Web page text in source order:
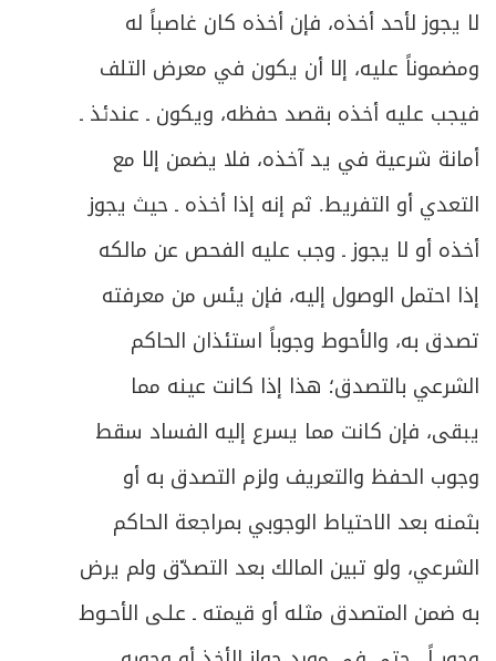
لا يجوز لأحد أخذه، فإن أخذه كان غاصباً له
ومضموناً عليه، إلا أن يكون في معرض التلف
فيجب عليه أخذه بقصد حفظه، ويكون ـ عندئذ ـ
أمانة شرعية في يد آخذه، فلا يضمن إلا مع
التعدي أو التفريط. ثم إنه إذا أخذه ـ حيث يجوز
أخذه أو لا يجوز ـ وجب عليه الفحص عن مالكه
إذا احتمل الوصول إليه، فإن يئس من معرفته
تصدق به، والأحوط وجوباً استئذان الحاكم
الشرعي بالتصدق؛ هذا إذا كانت عينه مما
يبقى، فإن كانت مما يسرع إليه الفساد سقط
وجوب الحفظ والتعريف ولزم التصدق به أو
بثمنه بعد الاحتياط الوجوبي بمراجعة الحاكم
الشرعي، ولو تبين المالك بعد التصدّق ولم يرض
به ضمن المتصدق مثله أو قيمته ـ علـى الأحـوط
ص
491 الفصل الثالث: في آثار الزواج
ص
493 المبحث الأول: في المهر وأحكامه
505 المبحث الثاني: في نفقة الزوجة
ص
516 المبحث الثالث: في حق الاستمتاع
ص
530 المبحث الرابع: في التحكيم في الشقاق
533 المبحث الخامس: في القرابة ولواحقها
ص
580 الفصل الرابع: في خصائص الزواج المؤقت
ص
591 الباب الثاني: في الطلاق
595 الفصل الأول: في الطلاق
ص 597 المبحث الأول: في شروط الطلاق والأقسام
ص610 المبحث الثاني: في أحكام تعدد الطلاق